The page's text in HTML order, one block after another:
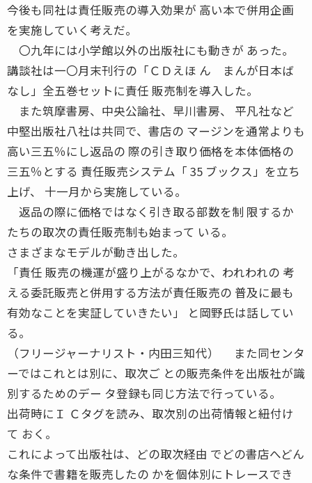
今後も同社は責任販売の導入効果が 高い本で併用企画
を実施していく考えだ。
〇九年には小学館以外の出版社にも動きが あった。
講談社は一〇月末刊行の「ＣＤえほ ん まんが日本ば
なし」全五巻セットに責任 販売制を導入した。
また筑摩書房、中央公論社、早川書房、 平凡社など
中堅出版社八社は共同で、書店の マージンを通常よりも
高い三五％にし返品の 際の引き取り価格を本体価格の
三五％とする 責任販売システム「 35 ブックス」を立ち
上げ、 十一月から実施している。
返品の際に価格ではなく引き取る部数を制 限するか
たちの取次の責任販売制も始まって いる。
さまざまなモデルが動き出した。
「責任 販売の機運が盛り上がるなかで、われわれの 考
える委託販売と併用する方法が責任販売の 普及に最も
有効なことを実証していきたい」 と岡野氏は話してい
る。
（フリージャーナリスト・内田三知代） また同センタ
ーではこれとは別に、取次ご との販売条件を出版社が識
別するためのデー タ登録も同じ方法で行っている。
出荷時にＩ Ｃタグを読み、取次別の出荷情報と紐付け
て おく。
これによって出版社は、どの取次経由 でどの書店へどん
な条件で書籍を販売したの かを個体別にトレースでき